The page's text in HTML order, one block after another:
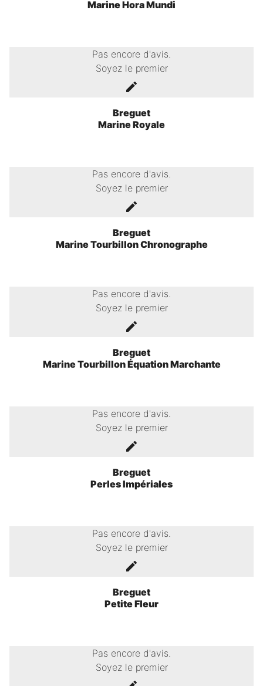
Marine Hora Mundi
Pas encore d'avis.
Soyez le premier
Breguet
Marine Royale
Pas encore d'avis.
Soyez le premier
Breguet
Marine Tourbillon Chronographe
Pas encore d'avis.
Soyez le premier
Breguet
Marine Tourbillon Équation Marchante
Pas encore d'avis.
Soyez le premier
Breguet
Perles Impériales
Pas encore d'avis.
Soyez le premier
Breguet
Petite Fleur
Pas encore d'avis.
Soyez le premier